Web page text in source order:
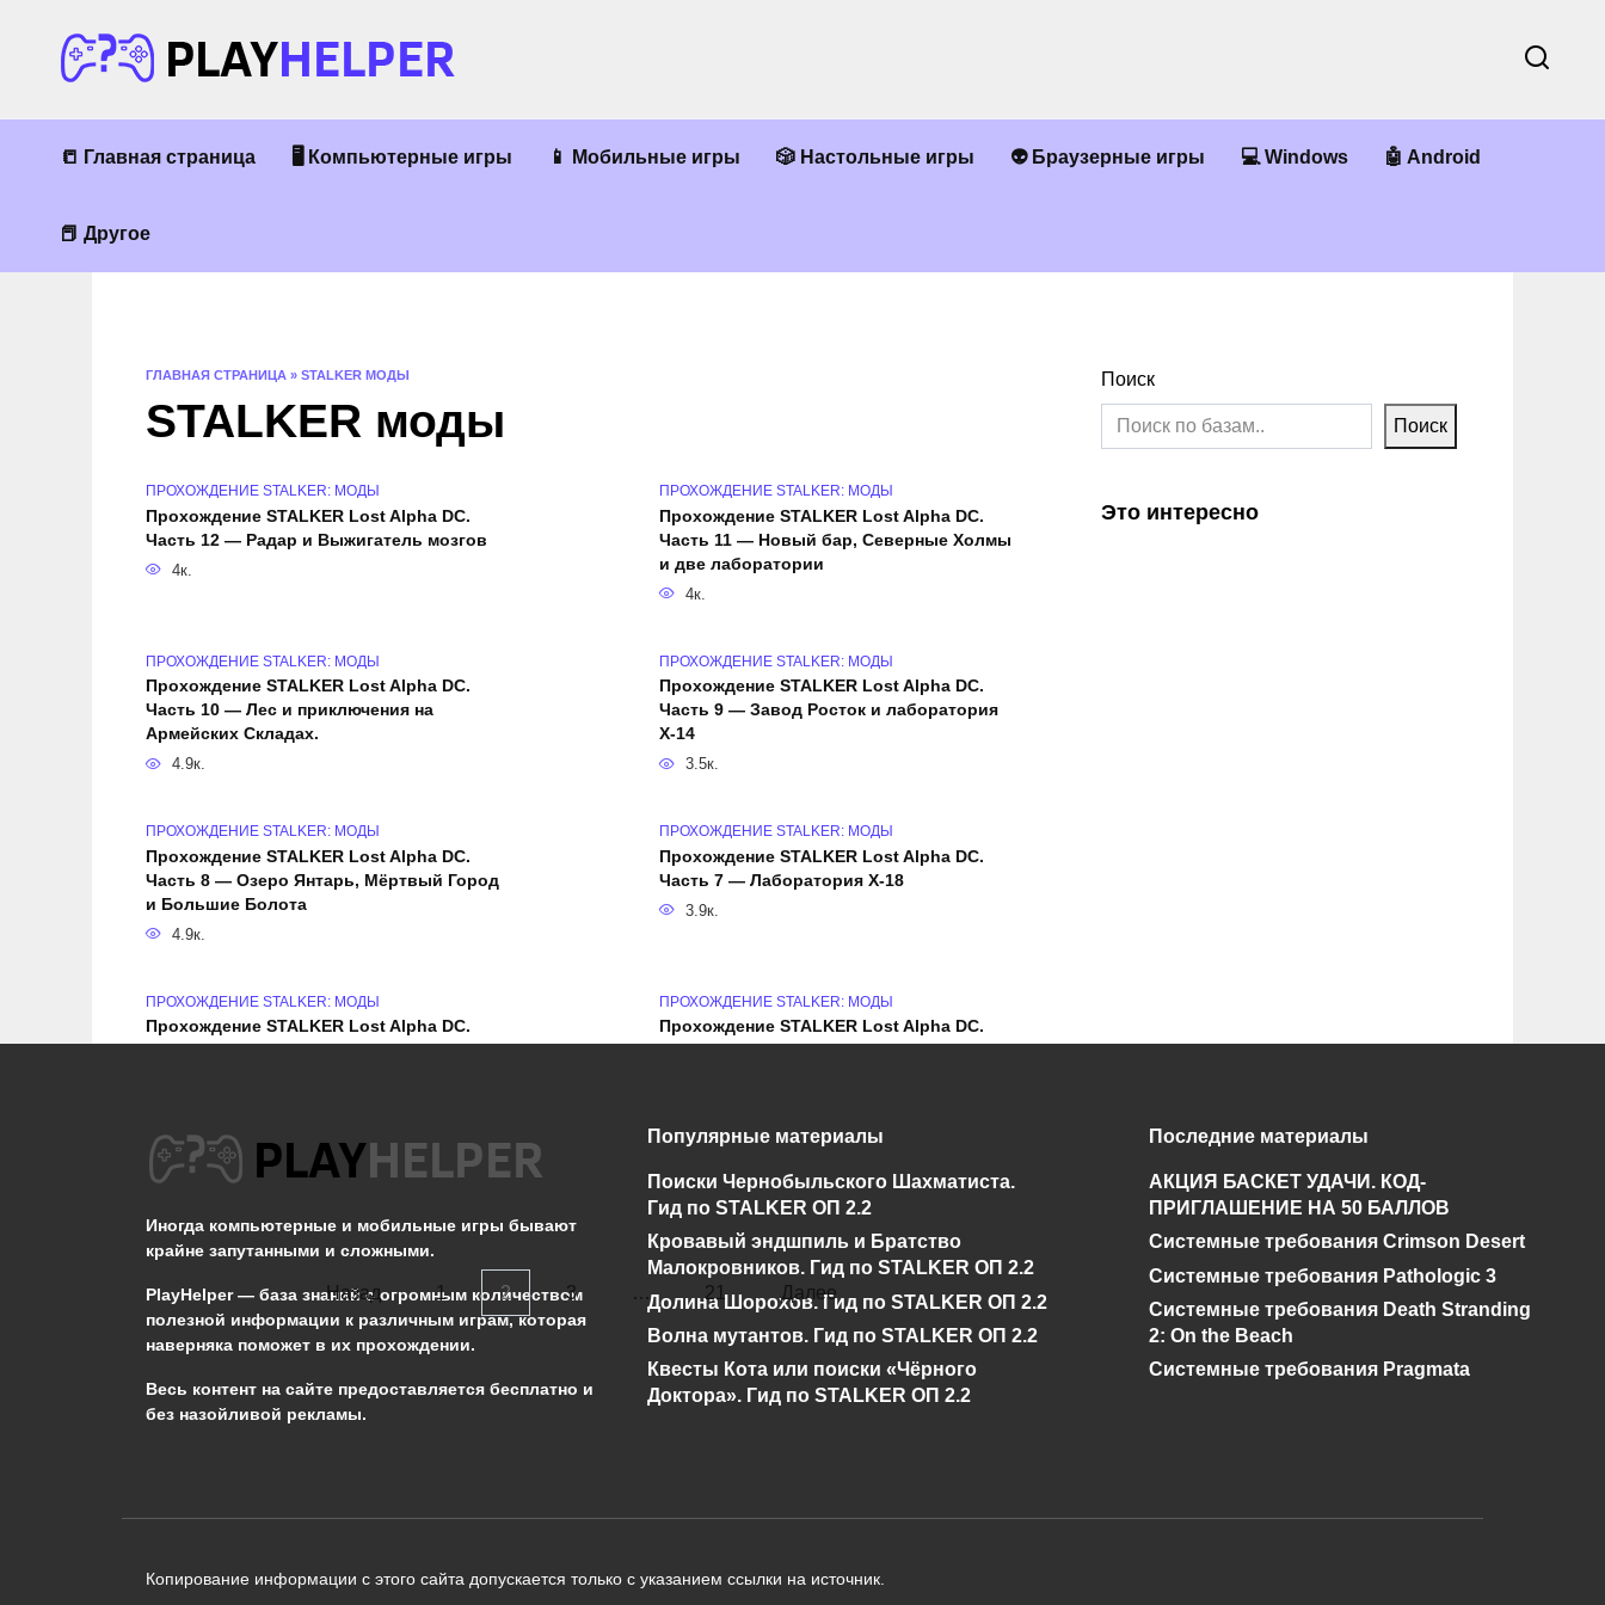
содержанию
📒 Главная страница 🖥 Компьютерные игры 📱 Мобильные игры 🎲 Настольные игры 👽 Браузерные игры 💻 Windows 🤖 Android
📕 Другое
ГЛАВНАЯ СТРАНИЦА » STALKER МОДЫ
STALKER моды
ПРОХОЖДЕНИЕ STALKER: МОДЫ
Прохождение STALKER Lost Alpha DC.
Часть 12 — Радар и Выжигатель мозгов
4к.
ПРОХОЖДЕНИЕ STALKER: МОДЫ
Прохождение STALKER Lost Alpha DC.
Часть 11 — Новый бар, Северные Холмы
и две лаборатории
4к.
ПРОХОЖДЕНИЕ STALKER: МОДЫ
Прохождение STALKER Lost Alpha DC.
Часть 10 — Лес и приключения на
Армейских Складах.
4.9к.
ПРОХОЖДЕНИЕ STALKER: МОДЫ
Прохождение STALKER Lost Alpha DC.
Часть 9 — Завод Росток и лаборатория
X-14
3.5к.
ПРОХОЖДЕНИЕ STALKER: МОДЫ
Прохождение STALKER Lost Alpha DC.
Часть 8 — Озеро Янтарь, Мёртвый Город
и Большие Болота
4.9к.
ПРОХОЖДЕНИЕ STALKER: МОДЫ
Прохождение STALKER Lost Alpha DC.
Часть 7 — Лаборатория X-18
3.9к.
ПРОХОЖДЕНИЕ STALKER: МОДЫ
Прохождение STALKER Lost Alpha DC.
ПРОХОЖДЕНИЕ STALKER: МОДЫ
Прохождение STALKER Lost Alpha DC.
ПРОХОЖДЕНИЕ STALKER: МОДЫ
Прохождение STALKER Lost Alpha DC.
2.2к.
ПРОХОЖДЕНИЕ STALKER: МОДЫ
Прохождение STALKER Lost Alpha DC.
Часть 3 — Агропром и его подземелья
Пагинация
записей
Назад 1 2 3 … 21 Далее
Поиск
Поиск
Это интересно
Иногда компьютерные и мобильные игры бывают
крайне запутанными и сложными.
PlayHelper — база знаний с огромным количеством
полезной информации к различным играм, которая
наверняка поможет в их прохождении.
Весь контент на сайте предоставляется бесплатно и
без назойливой рекламы.
Популярные материалы
Поиски Чернобыльского Шахматиста.
Гид по STALKER ОП 2.2
Кровавый эндшпиль и Братство
Малокровников. Гид по STALKER ОП 2.2
Долина Шорохов. Гид по STALKER ОП 2.2
Волна мутантов. Гид по STALKER ОП 2.2
Квесты Кота или поиски «Чёрного
Доктора». Гид по STALKER ОП 2.2
Последние материалы
АКЦИЯ БАСКЕТ УДАЧИ. КОД-
ПРИГЛАШЕНИЕ НА 50 БАЛЛОВ
Системные требования Crimson Desert
Системные требования Pathologic 3
Системные требования Death Stranding
2: On the Beach
Системные требования Pragmata
Копирование информации с этого сайта допускается только с указанием ссылки на источник.
Сообщить об ошибке